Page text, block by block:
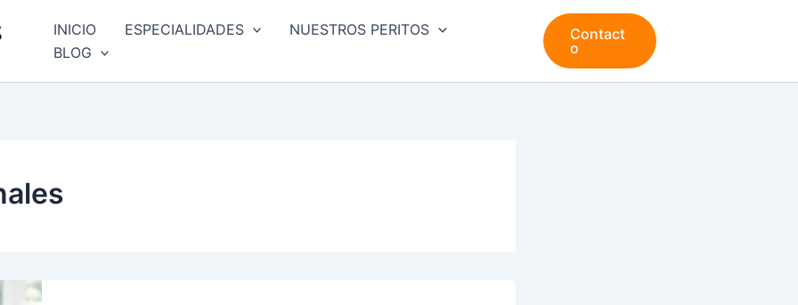
INICIO ESPECIALIDADES
NUESTROS PERITOS
BLOG
Contact
o